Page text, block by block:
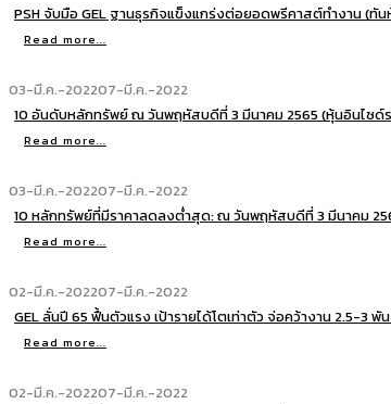
PSH จับมือ GEL ฐานธุรกิจแข็งแกร่งต่อยอดพรีคาสต์ทำงาน (ทั
Read more...
03-มี.ค.-202207-มี.ค.-2022
10 อันดับหลักทรัพย์ ณ วันพฤหัสบดีที่ 3 มีนาคม 2565 (หุ้นอินไซด์
Read more...
03-มี.ค.-202207-มี.ค.-2022
10 หลักทรัพย์ที่มีราคาลดลงต่ำสุด: ณ วันพฤหัสบดีที่ 3 มีนาคม
Read more...
02-มี.ค.-202207-มี.ค.-2022
GEL ลั่นปี 65 ฟื้นตัวแรง เป้ารายได้โตเท่าตัว จ่อคว้างาน 2.5-3
Read more...
02-มี.ค.-202207-มี.ค.-2022